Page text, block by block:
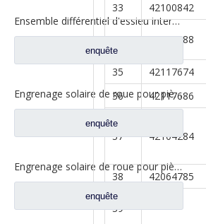
Ensemble différentiel d'essieu intermédiaire pour Prats de rechange de camion Dongfeng 460 2502ZAS01-415-ZC
enquête
Engrenage solaire de roue pour pièces de rechange de camion Ford BN0407B0-3
enquête
Engrenage solaire de roue pour pièces de rechange de camion Ford BN0407B0-3
enquête
33
42100842
34 42102288
35
42117674
36
42117686
37 42104284
38
42064785
39